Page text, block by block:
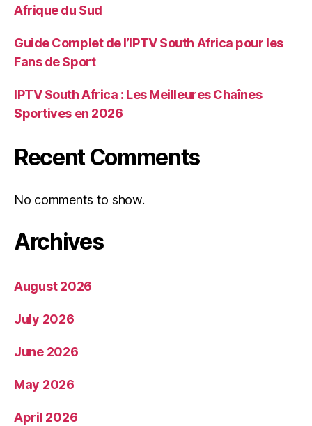
Afrique du Sud
Guide Complet de l’IPTV South Africa pour les
Fans de Sport
IPTV South Africa : Les Meilleures Chaînes
Sportives en 2026
Recent Comments
No comments to show.
Archives
August 2026
July 2026
June 2026
May 2026
April 2026